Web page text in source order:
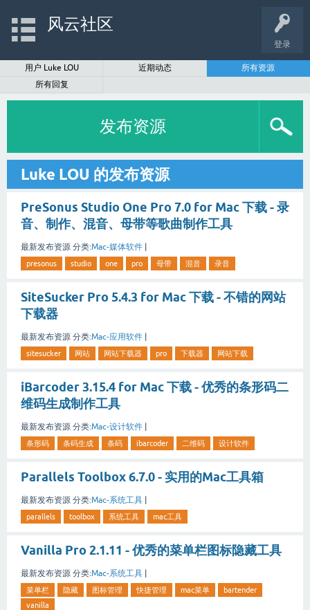
登录
风云社区
用户 Luke LOU 近期动态
所有资源
所有回复
发布资源
Luke LOU 的发布资源
PreSonus Studio One Pro 7.0 for Mac 下载 - 录
音、制作、混音、母带等歌曲制作工具
最新发布资源 分类:Mac-媒体软件
presonus studio one pro 母带 混音 录音
SiteSucker Pro 5.4.3 for Mac 下载 - 不错的网站
下载器
最新发布资源 分类:Mac-应用软件
sitesucker 网站 网站下载器 pro 下载器 网站下载
iBarcoder 3.15.4 for Mac 下载 - 优秀的条形码二
维码生成制作工具
最新发布资源 分类:Mac-设计软件
条形码 条码生成 条码 ibarcoder 二维码 设计软件
Parallels Toolbox 6.7.0 - 实用的Mac工具箱
最新发布资源 分类:Mac-系统工具 |
parallels toolbox 系统工具 mac工具
Vanilla Pro 2.1.11 - 优秀的菜单栏图标隐藏工具
最新发布资源 分类:Mac-系统工具 |
菜单栏 隐藏 图标管理 快捷管理 mac菜单
bartender
vanilla